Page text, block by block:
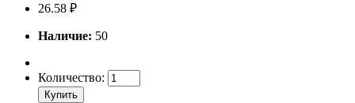
26.58 ₽
Наличие: 50
Количество:
Купить